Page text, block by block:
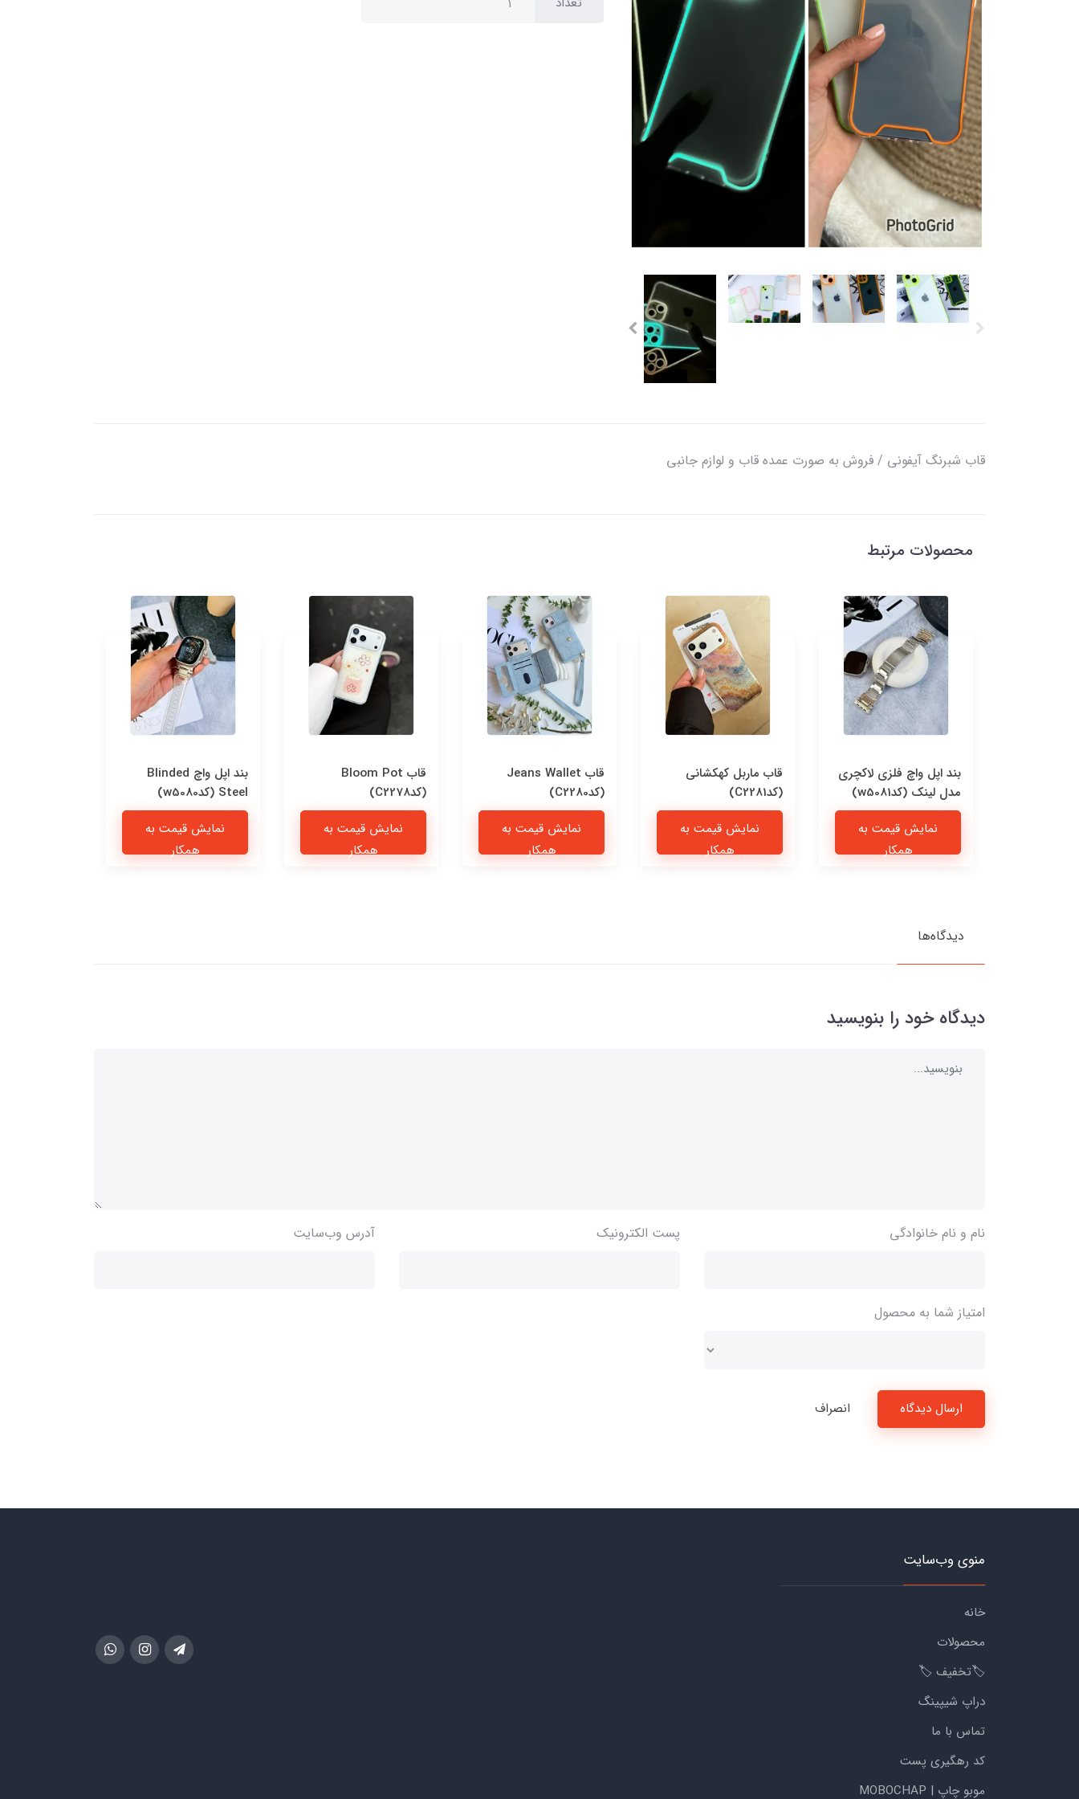
قاب شبرنگ آیفونی / فروش به صورت عمده قاب و لوازم جانبی
محصولات مرتبط
بند اپل واچ فلزی لاکچری
مدل لینک (کدw5081)
نمایش قیمت به
همکار
قاب ماربل کهکشانی
(کدC2281)
نمایش قیمت به
همکار
قاب Jeans Wallet
(کدC2280)
نمایش قیمت به
همکار
قاب Bloom Pot
(کدC2278)
نمایش قیمت به
همکار
بند اپل واچ Blinded
Steel (کدw5080)
نمایش قیمت به
همکار
دیدگاه‌ها
دیدگاه خود را بنویسید
نام و نام خانوادگی پست الکترونیک آدرس وب‌سایت
امتیاز شما به محصول
ارسال دیدگاه انصراف
منوی وب‌سایت
خانه
محصولات
🏷️تخفیف 🏷️
دراپ شیپینگ
تماس با ما
کد رهگیری پست
موبو چاپ | MOBOCHAP